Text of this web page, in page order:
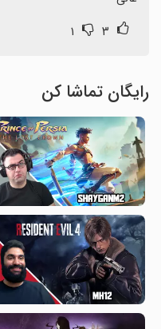
۳ ۱
رایگان تماشا کن